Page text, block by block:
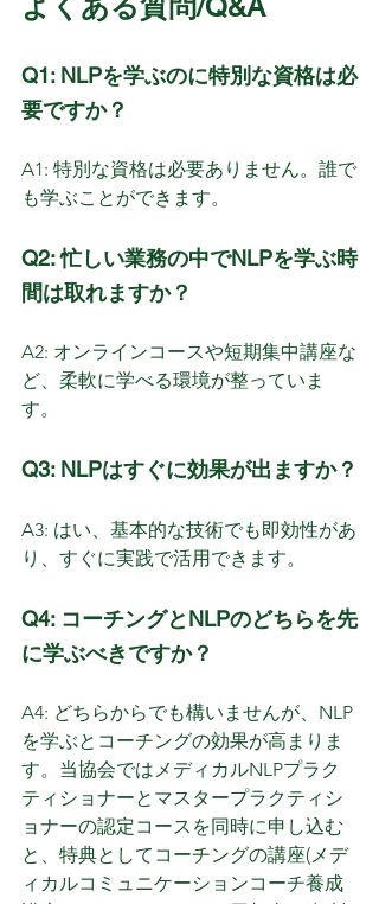
よくある質問/Q&A
Q1: NLPを学ぶのに特別な資格は必
要ですか？
A1: 特別な資格は必要ありません。誰で
も学ぶことができます。
Q2: 忙しい業務の中でNLPを学ぶ時
間は取れますか？
A2: オンラインコースや短期集中講座な
ど、柔軟に学べる環境が整っていま
す。
Q3: NLPはすぐに効果が出ますか？
A3: はい、基本的な技術でも即効性があ
り、すぐに実践で活用できます。
Q4: コーチングとNLPのどちらを先
に学ぶべきですか？
A4: どちらからでも構いませんが、NLP
を学ぶとコーチングの効果が高まりま
す。当協会ではメディカルNLPプラク
ティショナーとマスタープラクティシ
ョナーの認定コースを同時に申し込む
と、特典としてコーチングの講座(メデ
ィカルコミュニケーションコーチ養成